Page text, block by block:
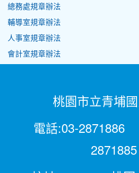
總務處規章辦法
輔導室規章辦法
人事室規章辦法
會計室規章辦法
桃園市立青埔
電話:03-
2871885